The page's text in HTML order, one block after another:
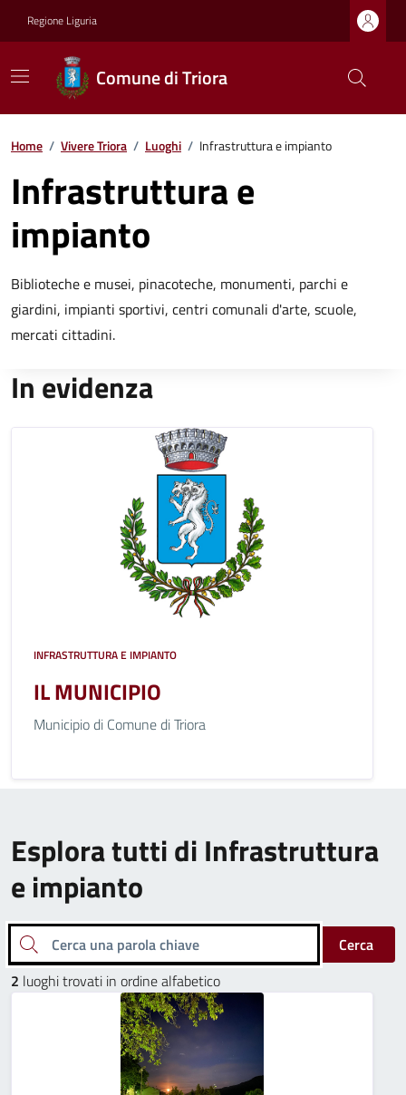
Regione Liguria
Comune di Triora
Home / Vivere Triora / Luoghi / Infrastruttura e impianto
Infrastruttura e
impianto
Biblioteche e musei, pinacoteche, monumenti, parchi e
giardini, impianti sportivi, centri comunali d'arte, scuole,
mercati cittadini.
In evidenza
INFRASTRUTTURA E IMPIANTO
IL MUNICIPIO
Municipio di Comune di Triora
Esplora tutti di Infrastruttura
e impianto
Cerca una parola chiave
Cerca
2 luoghi trovati in ordine alfabetico